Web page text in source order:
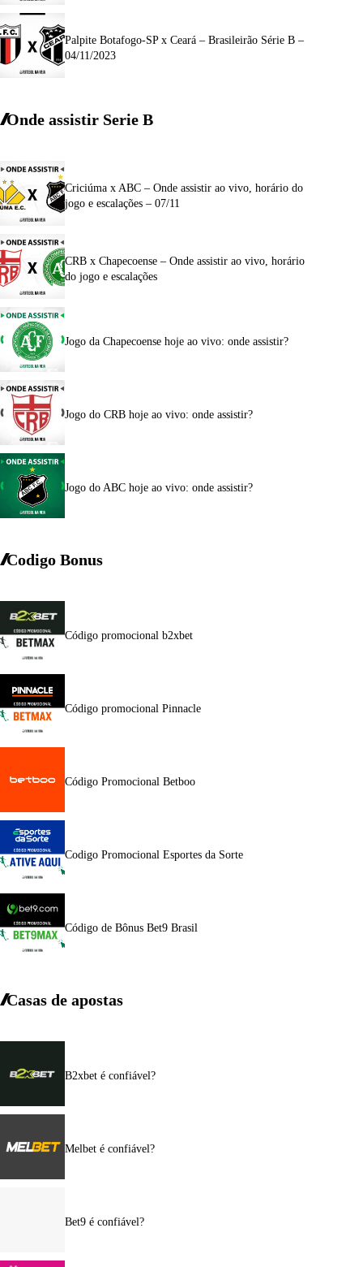
Palpite Botafogo-SP x Ceará – Brasileirão Série B –
04/11/2023
Onde assistir Serie B
Criciúma x ABC – Onde assistir ao vivo, horário do
jogo e escalações – 07/11
CRB x Chapecoense – Onde assistir ao vivo, horário
do jogo e escalações
Jogo da Chapecoense hoje ao vivo: onde assistir?
Jogo do CRB hoje ao vivo: onde assistir?
Jogo do ABC hoje ao vivo: onde assistir?
Codigo Bonus
Código promocional b2xbet
Código promocional Pinnacle
Código Promocional Betboo
Codigo Promocional Esportes da Sorte
Código de Bônus Bet9 Brasil
Casas de apostas
B2xbet é confiável?
Melbet é confiável?
Bet9 é confiável?